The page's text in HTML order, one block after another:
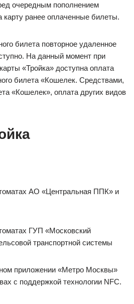
очередным пополнением
карту ранее оплаченные билеты.
билета повторное удаленное
На данный момент при
«Тройка» доступна оплата
билета «Кошелек. Средствами,
«Кошелек», оплата других видов
АО «Центральная ППК» и
ГУП «Московский
транспортной системы
приложении «Метро Москвы»
с поддержкой технологии NFC.